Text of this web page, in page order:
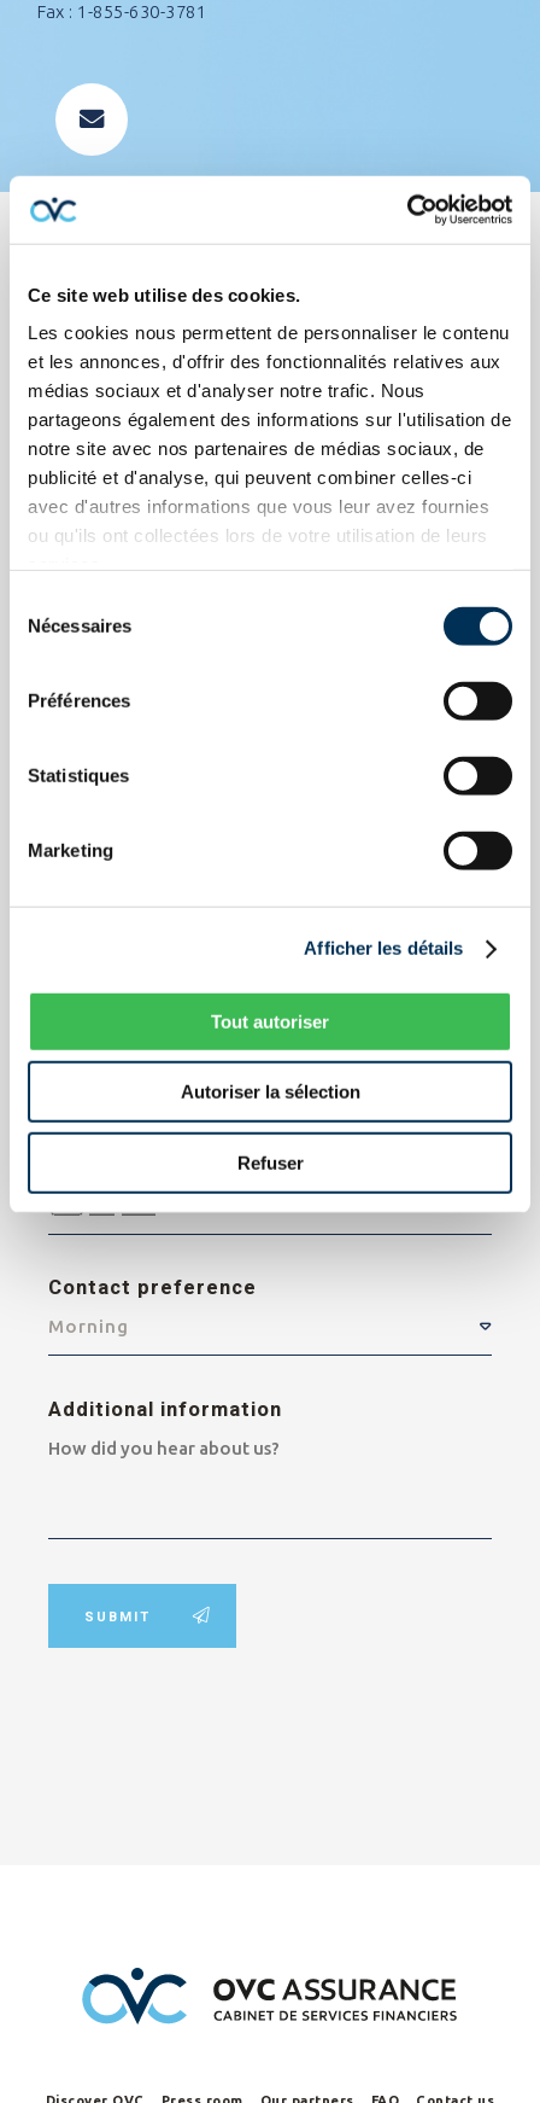
Ce site web utilise des cookies.
Les cookies nous permettent de personnaliser le contenu
et les annonces, d'offrir des fonctionnalités relatives aux
médias sociaux et d'analyser notre trafic. Nous
partageons également des informations sur l'utilisation de
notre site avec nos partenaires de médias sociaux, de
publicité et d'analyse, qui peuvent combiner celles-ci
avec d'autres informations que vous leur avez fournies
ou qu'ils ont collectées lors de votre utilisation de leurs
Nécessaires
Préférences
Statistiques
Marketing
Afficher les détails
Tout autoriser
Autoriser la sélection
Refuser
Fax : 1-855-630-3781
Professionnal career
With experience in sales and customer service, she
has everything to advise you properly in order to find
you the best protection at the best price! Her flexible
schedule and direct telephone contact are greatly
appreciated by our clients. So, while she takes care of
your file, you can relax and sleep soundly!
Do you have
Email
Contact preference
Morning
Additional information
SUBMIT